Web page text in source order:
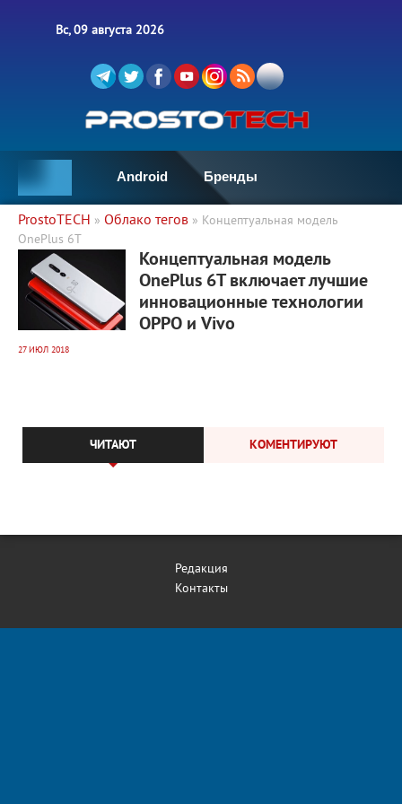
Вс, 09 августа 2026
Android Бренды
ProstoTECH » Облако тегов » Концептуальная модель
OnePlus 6T
4 036
Концептуальная модель
OnePlus 6T включает лучшие
инновационные технологии
OPPO и Vivo
27 ИЮЛ 2018
ЧИТАЮТ КОМЕНТИРУЮТ
Редакция
Контакты